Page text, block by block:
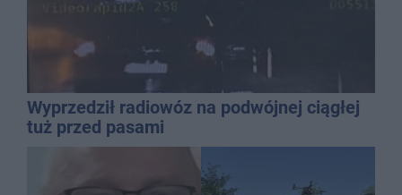
Wyprzedził radiowóz na podwójnej ciągłej
tuż przed pasami